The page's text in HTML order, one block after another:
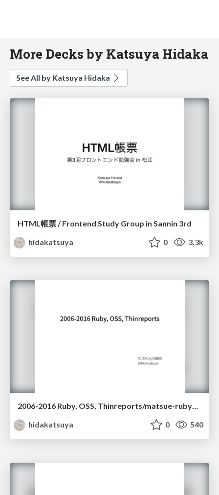
More Decks by Katsuya Hidaka
See All by Katsuya Hidaka
HTML帳票 / Frontend Study Group in Sannin 3rd
hidakatsuya
0 3.3k
hidakatsuya
0 540